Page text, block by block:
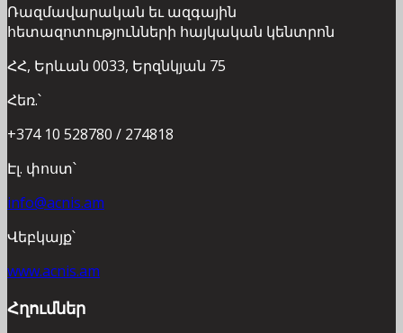
Ռազմավարական եւ ազգային
հետազոտությունների հայկական կենտրոն
ՀՀ, Երևան 0033, Երզնկյան 75
Հեռ.՝
+374 10 528780 / 274818
Էլ. փոստ՝
info@acnis.am
Վեբկայք՝
www.acnis.am
Հղումներ